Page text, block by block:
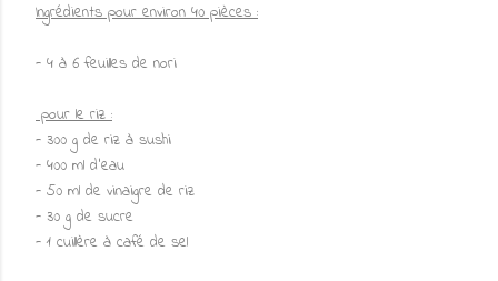
Ingrédients pour environ 40 pièces :
- 4 à 6 feuilles de nori
pour le riz :
- 300 g de riz à sushi
- 400 ml d'eau
- 50 ml de vinaigre de riz
- 30 g de sucre
- 1 cuillère à café de sel